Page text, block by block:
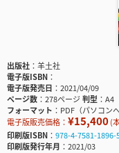
出版社
羊土社
電子版ISBN
電子版発売日
2021/04/09
ページ数
278ページ判型
A4
フォーマット
PDF（パソコン
電子版販売価格： ¥15,400(
印刷版ISBN
978-4-7581-1896-
印刷版発行年月
2021/03